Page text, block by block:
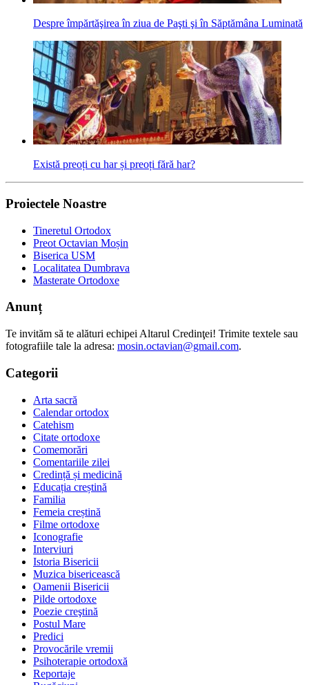
Despre împărtăşirea în ziua de Paşti şi în Săptămâna Luminată
Există preoți cu har și preoți fără har?
Proiectele Noastre
Tineretul Ortodox
Preot Octavian Moșin
Biserica USM
Localitatea Dumbrava
Masterate Ortodoxe
Anunț
Te invităm să te alături echipei Altarul Credinţei! Trimite textele sau
fotografiile tale la adresa: mosin.octavian@gmail.com.
Categorii
Arta sacră
Calendar ortodox
Catehism
Citate ortodoxe
Comemorări
Comentariile zilei
Credință și medicină
Educația creștină
Familia
Femeia creștină
Filme ortodoxe
Iconografie
Interviuri
Istoria Bisericii
Muzica bisericească
Oamenii Bisericii
Pilde ortodoxe
Poezie creştină
Postul Mare
Predici
Provocările vremii
Psihoterapie ortodoxă
Reportaje